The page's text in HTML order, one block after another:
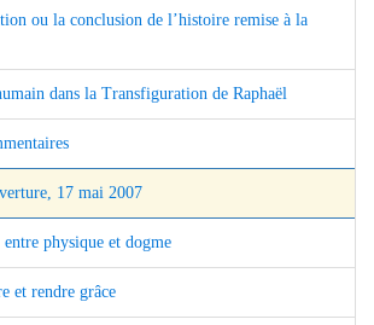
ou la conclusion de l’histoire remise à la
dans la Transfiguration de Raphaël
17 mai 2007
physique et dogme
et rendre grâce